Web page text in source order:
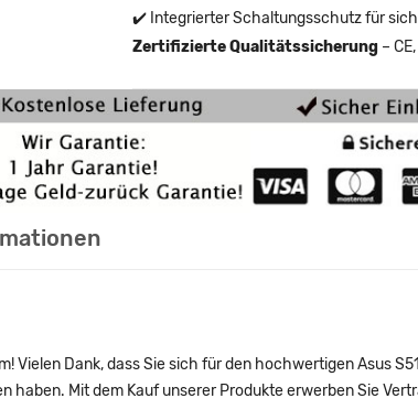
✔️ Integrierter Schaltungsschutz für
Zertifizierte Qualitätssicherung –
Vielen Dank, dass Sie sich für den hochwertigen Asus
haben. Mit dem Kauf unserer Produkte erwerben Sie